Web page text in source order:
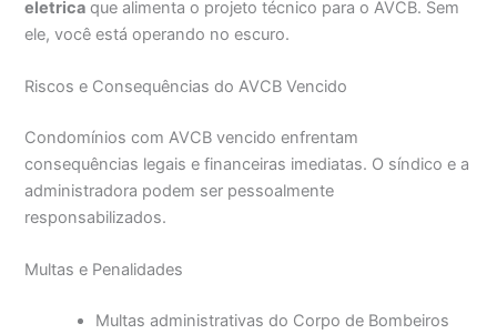
eletrica que alimenta o projeto técnico para o AVCB. Sem
ele, você está operando no escuro.
Riscos e Consequências do AVCB Vencido
Condomínios com AVCB vencido enfrentam
consequências legais e financeiras imediatas. O síndico e a
administradora podem ser pessoalmente
responsabilizados.
Multas e Penalidades
Multas administrativas do Corpo de Bombeiros